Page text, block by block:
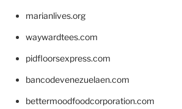
marianlives.org
waywardtees.com
pidfloorsexpress.com
bancodevenezuelaen.com
bettermoodfoodcorporation.com